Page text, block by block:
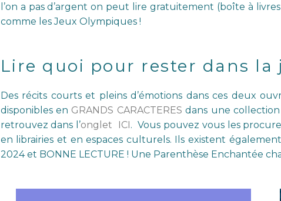
l’on a pas d’argent on peut lire gratuitement (boîte à
comme les Jeux Olympiques !
Lire quoi pour rester dans la
Des récits courts et pleins d’émotions dans ces deux
disponibles en GRANDS CARACTERES dans une
retrouvez dans l’onglet ICI . Vous pouvez vous les
en librairies et en espaces culturels. Ils existent
2024 et BONNE LECTURE ! Une Parenthèse Enchantée